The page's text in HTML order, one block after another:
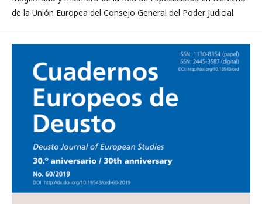
de la Unión Europea del Consejo General del Poder Judicial